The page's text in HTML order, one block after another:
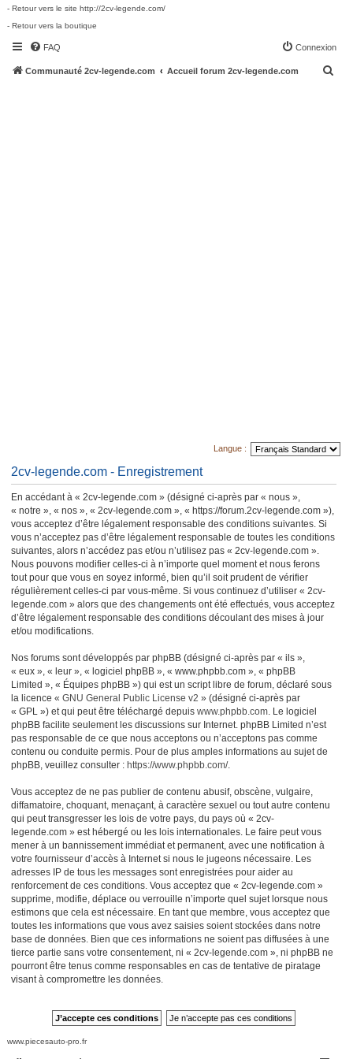
- Retour vers le site http://2cv-legende.com/
- Retour vers la boutique
FAQ Connexion
Communauté 2cv-legende.com Accueil forum 2cv-legende.com
Langue :
2cv-legende.com - Enregistrement
En accédant à « 2cv-legende.com » (désigné ci-après par « nous »,
« notre », « nos », « 2cv-legende.com », « https://forum.2cv-legende.com »),
vous acceptez d’être légalement responsable des conditions suivantes. Si
vous n’acceptez pas d’être légalement responsable de toutes les conditions
suivantes, alors n’accédez pas et/ou n’utilisez pas « 2cv-legende.com ».
Nous pouvons modifier celles-ci à n’importe quel moment et nous ferons
tout pour que vous en soyez informé, bien qu’il soit prudent de vérifier
régulièrement celles-ci par vous-même. Si vous continuez d’utiliser « 2cv-
legende.com » alors que des changements ont été effectués, vous acceptez
d’être légalement responsable des conditions découlant des mises à jour
et/ou modifications.
Nos forums sont développés par phpBB (désigné ci-après par « ils »,
« eux », « leur », « logiciel phpBB », « www.phpbb.com », « phpBB
Limited », « Équipes phpBB ») qui est un script libre de forum, déclaré sous
la licence « GNU General Public License v2 » (désigné ci-après par
« GPL ») et qui peut être téléchargé depuis www.phpbb.com. Le logiciel
phpBB facilite seulement les discussions sur Internet. phpBB Limited n’est
pas responsable de ce que nous acceptons ou n’acceptons pas comme
contenu ou conduite permis. Pour de plus amples informations au sujet de
phpBB, veuillez consulter : https://www.phpbb.com/.
Vous acceptez de ne pas publier de contenu abusif, obscène, vulgaire,
diffamatoire, choquant, menaçant, à caractère sexuel ou tout autre contenu
qui peut transgresser les lois de votre pays, du pays où « 2cv-
legende.com » est hébergé ou les lois internationales. Le faire peut vous
mener à un bannissement immédiat et permanent, avec une notification à
votre fournisseur d’accès à Internet si nous le jugeons nécessaire. Les
adresses IP de tous les messages sont enregistrées pour aider au
renforcement de ces conditions. Vous acceptez que « 2cv-legende.com »
supprime, modifie, déplace ou verrouille n’importe quel sujet lorsque nous
estimons que cela est nécessaire. En tant que membre, vous acceptez que
toutes les informations que vous avez saisies soient stockées dans notre
base de données. Bien que ces informations ne soient pas diffusées à une
tierce partie sans votre consentement, ni « 2cv-legende.com », ni phpBB ne
pourront être tenus comme responsables en cas de tentative de piratage
visant à compromettre les données.
www.piecesauto-pro.fr